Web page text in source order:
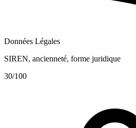
Données Légales
SIREN, ancienneté, forme juridique
30/100